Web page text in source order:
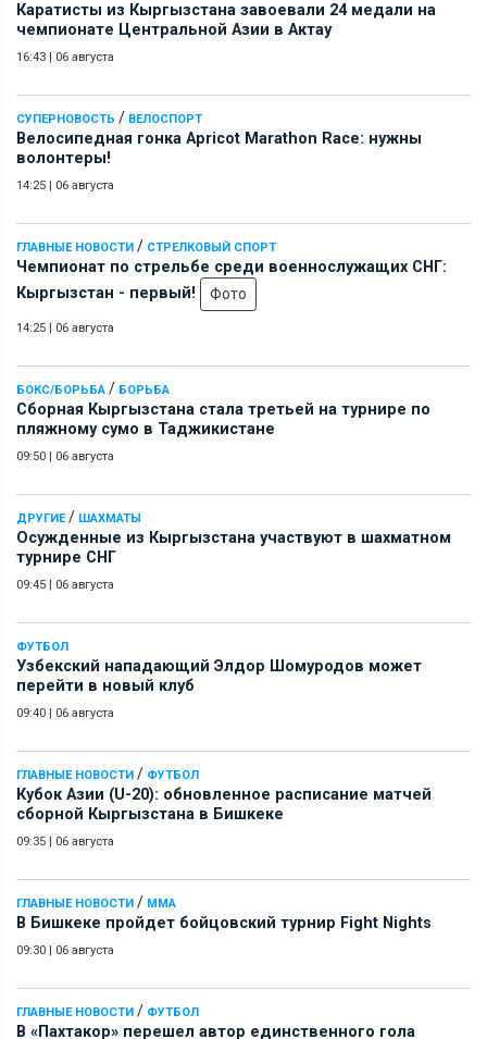
Каратисты из Кыргызстана завоевали 24 медали на
чемпионате Центральной Азии в Актау
16:43 | 06 августа
СУПЕРНОВОСТЬ / ВЕЛОСПОРТ
Велосипедная гонка Apricot Marathon Race: нужны
волонтеры!
14:25 | 06 августа
ГЛАВНЫЕ НОВОСТИ / СТРЕЛКОВЫЙ СПОРТ
Чемпионат по стрельбе среди военнослужащих СНГ:
Кыргызстан - первый!
Фото
14:25 | 06 августа
БОКС/БОРЬБА / БОРЬБА
Сборная Кыргызстана стала третьей на турнире по
пляжному сумо в Таджикистане
09:50 | 06 августа
ДРУГИЕ/ ШАХМАТЫ
Осужденные из Кыргызстана участвуют в шахматном
турнире СНГ
09:45 | 06 августа
ФУТБОЛ
Узбекский нападающий Элдор Шомуродов может
перейти в новый клуб
09:40 | 06 августа
ГЛАВНЫЕ НОВОСТИ / ФУТБОЛ
Кубок Азии (U-20): обновленное расписание матчей
сборной Кыргызстана в Бишкеке
09:35 | 06 августа
ГЛАВНЫЕ НОВОСТИ / ММА
В Бишкеке пройдет бойцовский турнир Fight Nights
09:30 | 06 августа
ГЛАВНЫЕ НОВОСТИ / ФУТБОЛ
В «Пахтакор» перешел автор единственного гола